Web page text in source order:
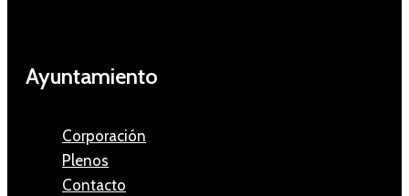
Ayuntamiento
Corporación
Plenos
Contacto